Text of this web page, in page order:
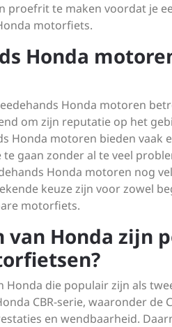
proefrit te maken voordat je
motorfiets.
Honda
Honda motoren
om zijn reputatie op het
Honda motoren bieden vaak
gaan zonder al te veel
Honda motoren nog
keuze zijn voor zowel
motorfiets.
van Honda zijn
Honda die populair zijn als
CBR-serie, waaronder de
en wendbaarheid.